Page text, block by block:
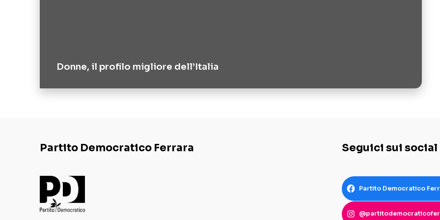
Donne, il profilo migliore dell’Italia
Partito Democratico Ferrara Seguici sui social
Partito Democratico